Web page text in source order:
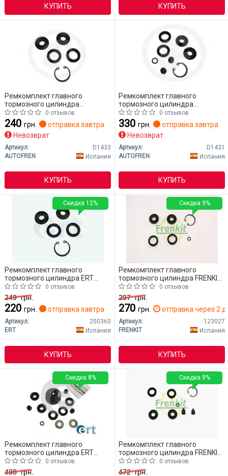
КУПИТЬ КУПИТЬ
Ремкомплект главного
тормозного цилиндра
AUTOFREN D1433 Mitsubishi
Lancer
0 отзывов
240 грн.
отправка завтра
Невозврат
Артикул:
D1433
AUTOFREN
Испания
КУПИТЬ
Ремкомплект главного
тормозного цилиндра
AUTOFREN D1431 Mitsubishi
Lancer
0 отзывов
330 грн.
отправка завтра
Невозврат
Артикул:
D1431
AUTOFREN
Испания
КУПИТЬ
Ремкомплект главного
тормозного цилиндра ERT
200360 Mitsubishi Lancer
0 отзывов
249грн.
220 грн. отправка завтра
Артикул:
200360
ERT
Испания
КУПИТЬ
Скидка 12%
Ремкомплект главного
тормозного цилиндра FRENKIT
123027 Mitsubishi Lancer
0 отзывов
297грн.
270 грн. отправка через 2
Артикул:
123027
FRENKIT
Испания
КУПИТЬ
Скидка 9%
Ремкомплект главного
тормозного цилиндра ERT
200581 Mitsubishi Lancer
0 отзывов
498грн.
Скидка 8%
Ремкомплект главного
тормозного цилиндра FRENKIT
122032 Mitsubishi Lancer
0 отзывов
472грн.
Скидка 9%